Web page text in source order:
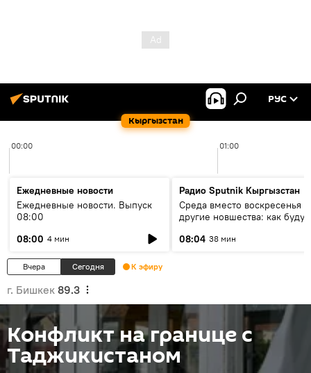
Кыргызстан
РУС
00:00 01:00
Ежедневные новости
Ежедневные новости. Выпуск
08:00
08:00 4 мин
Радио Sputnik Кыргызстан
Среда вместо воскресенья и
другие новшества: как будут
08:04 38 мин
Вчера Сегодня К эфиру
г. Бишкек 89.3
Конфликт на границе с
Таджикистаном